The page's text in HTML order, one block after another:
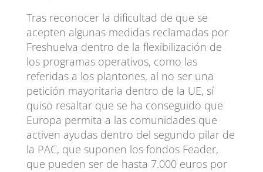
Tras reconocer la dificultad de que se
acepten algunas medidas reclamadas por
Freshuelva dentro de la flexibilización de
los programas operativos, como las
referidas a los plantones, al no ser una
petición mayoritaria dentro de la UE, sí
quiso resaltar que se ha conseguido que
Europa permita a las comunidades que
activen ayudas dentro del segundo pilar de
la PAC, que suponen los fondos Feader,
que pueden ser de hasta 7.000 euros por